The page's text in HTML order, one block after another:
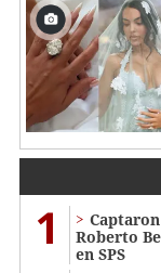
1
Roberto
en SPS